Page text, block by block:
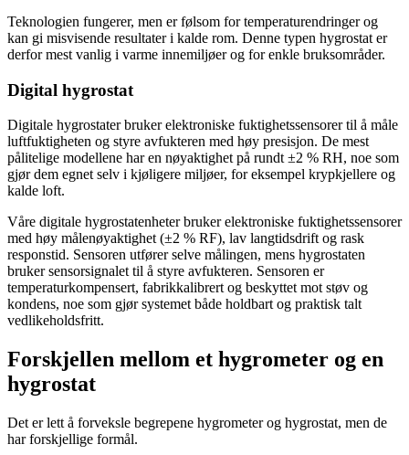
Teknologien fungerer, men er følsom for temperaturendringer og
kan gi misvisende resultater i kalde rom. Denne typen hygrostat er
derfor mest vanlig i varme innemiljøer og for enkle bruksområder.
Digital hygrostat
Digitale hygrostater bruker elektroniske fuktighetssensorer til å måle
luftfuktigheten og styre avfukteren med høy presisjon. De mest
pålitelige modellene har en nøyaktighet på rundt ±2 % RH, noe som
gjør dem egnet selv i kjøligere miljøer, for eksempel krypkjellere og
kalde loft.
Våre digitale hygrostatenheter bruker elektroniske fuktighetssensorer
med høy målenøyaktighet (±2 % RF), lav langtidsdrift og rask
responstid. Sensoren utfører selve målingen, mens hygrostaten
bruker sensorsignalet til å styre avfukteren. Sensoren er
temperaturkompensert, fabrikkalibrert og beskyttet mot støv og
kondens, noe som gjør systemet både holdbart og praktisk talt
vedlikeholdsfritt.
Forskjellen mellom et hygrometer og en
hygrostat
Det er lett å forveksle begrepene hygrometer og hygrostat, men de
har forskjellige formål.